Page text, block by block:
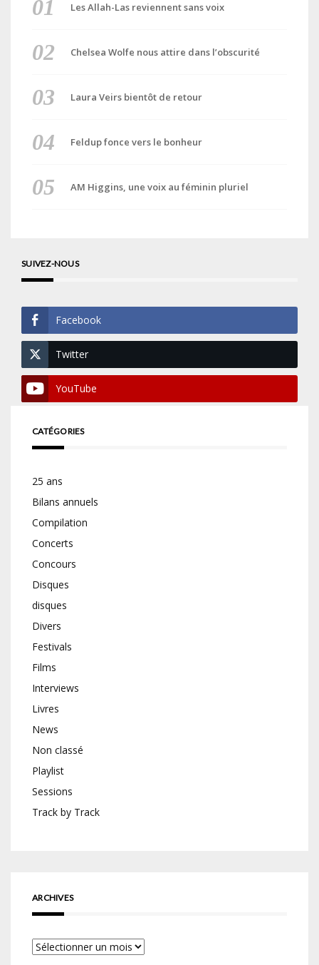
Les Allah-Las reviennent sans voix
Chelsea Wolfe nous attire dans l’obscurité
Laura Veirs bientôt de retour
Feldup fonce vers le bonheur
AM Higgins, une voix au féminin pluriel
SUIVEZ-NOUS
Facebook
Twitter
YouTube
CATÉGORIES
25 ans
Bilans annuels
Compilation
Concerts
Concours
Disques
disques
Divers
Festivals
Films
Interviews
Livres
News
Non classé
Playlist
Sessions
Track by Track
ARCHIVES
Archives